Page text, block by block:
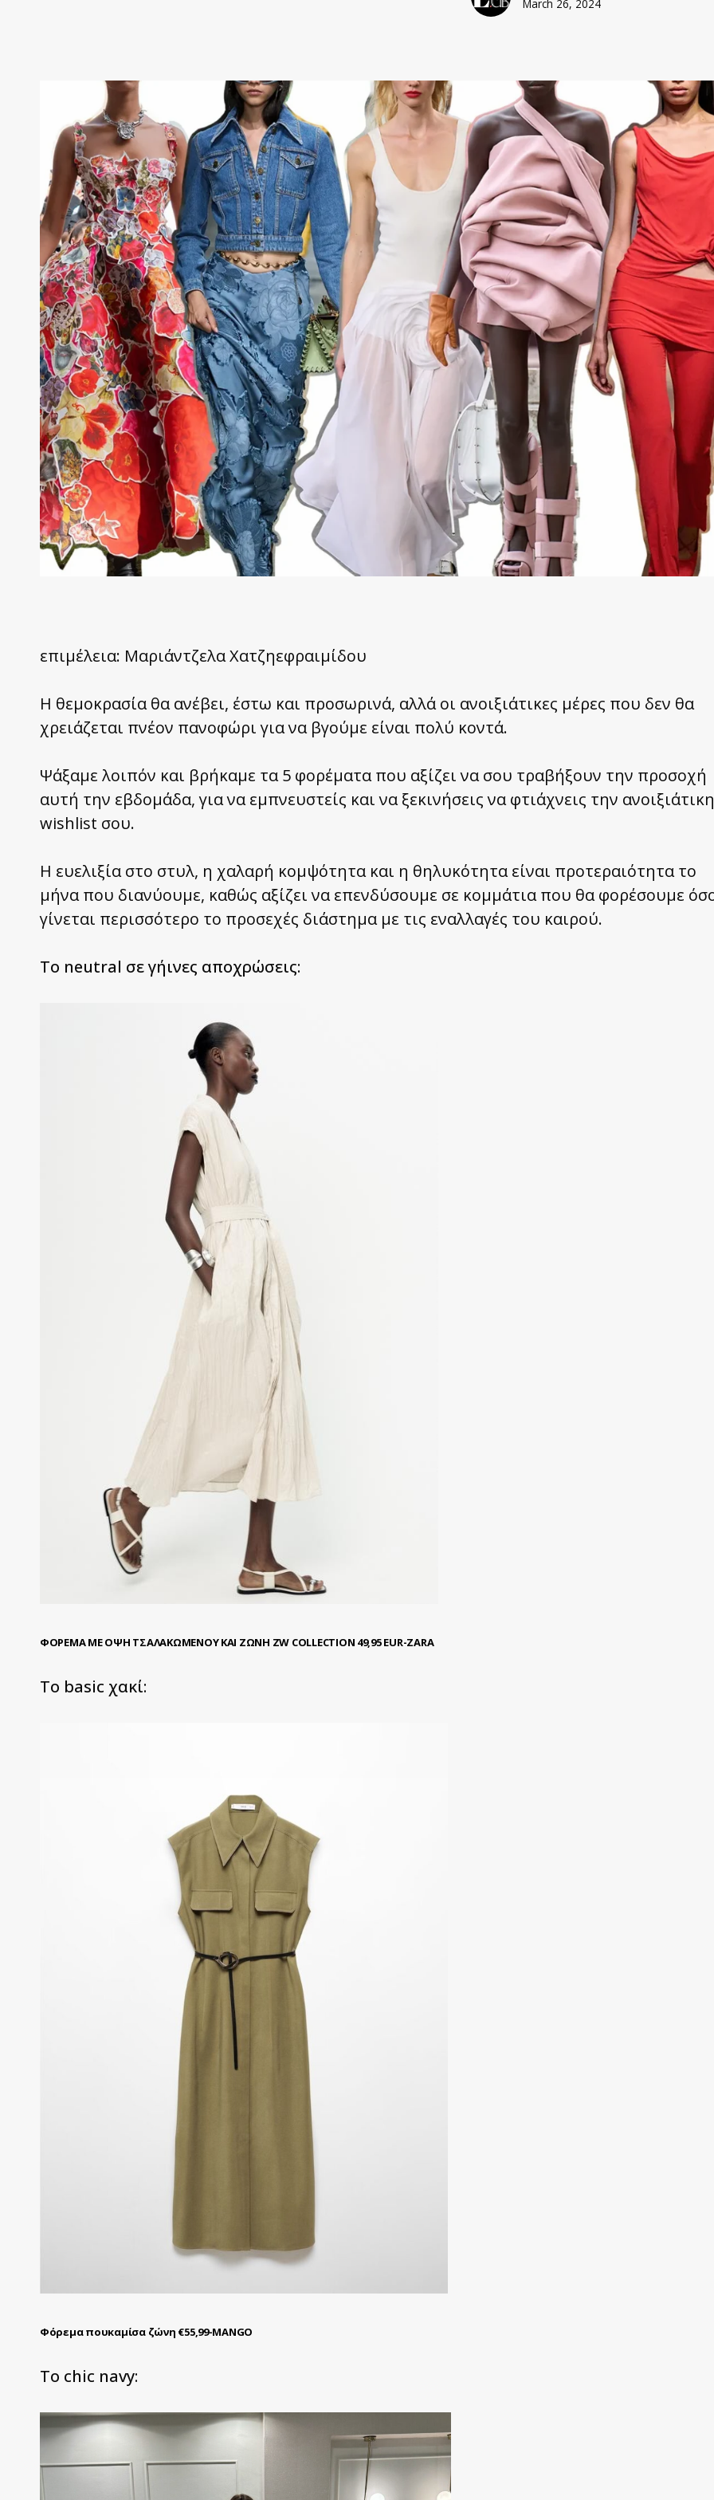
March 26, 2024
επιμέλεια: Μαριάντζελα Χατζηεφραιμίδου
Η θεμοκρασία θα ανέβει, έστω και προσωρινά, αλλά οι ανοιξιάτικες μέρες που δεν θα
χρειάζεται πνέον πανοφώρι για να βγούμε είναι πολύ κοντά.
Ψάξαμε λοιπόν και βρήκαμε τα 5 φορέματα που αξίζει να σου τραβήξουν την προσοχή
αυτή την εβδομάδα, για να εμπνευστείς και να ξεκινήσεις να φτιάχνεις την ανοιξιάτικη
wishlist σου.
Η ευελιξία στο στυλ, η χαλαρή κομψότητα και η θηλυκότητα είναι προτεραιότητα το
μήνα που διανύουμε, καθώς αξίζει να επενδύσουμε σε κομμάτια που θα φορέσουμε
γίνεται περισσότερο το προσεχές διάστημα με τις εναλλαγές του καιρού.
Το neutral σε γήινες αποχρώσεις:
ΦΟΡΕΜΑ ΜΕ ΟΨΗ ΤΣΑΛΑΚΩΜΕΝΟΥ ΚΑΙ ΖΩΝΗ ZW COLLECTION 49,95 EUR-ZARA
To basic χακί:
Φόρεμα πουκαμίσα ζώνη €55,99-MANGO
Το chic navy: